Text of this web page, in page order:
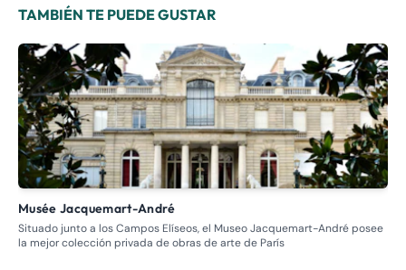
TAMBIÉN TE PUEDE GUSTAR
Musée Jacquemart-André
Situado junto a los Campos Elíseos, el Museo Jacquemart-André posee
la mejor colección privada de obras de arte de París